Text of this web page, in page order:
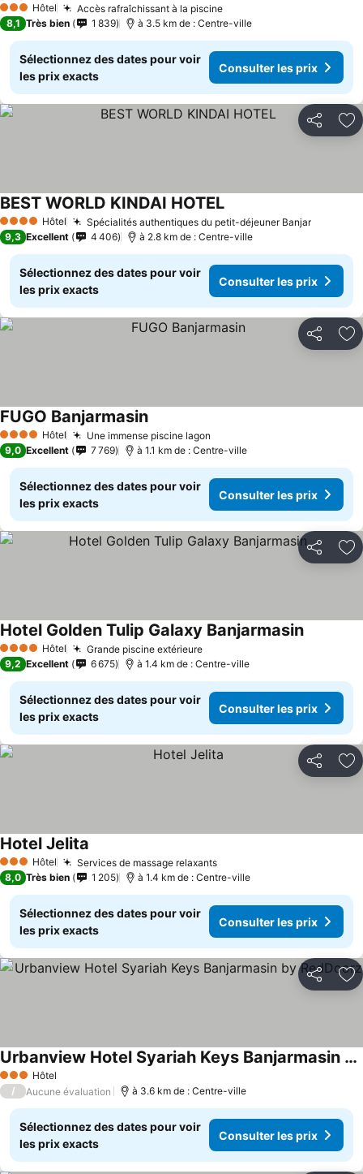
3 ÉtoilesHôtel Accès rafraîchissant à la piscineConsulter les prix
8,1 Très bien 1 839 à 3.5 km de : Centre-ville
Sélectionnez des dates pour voir
les prix exacts
Consulter les prix
Partager
4 Étoiles Hôtel Spécialités authentiques du petit-déjeuner Banjar
BEST WORLD KINDAI HOTELConsulter les prix
9,3 Excellent 4 406 à 2.8 km de : Centre-ville
Sélectionnez des dates pour voir
les prix exacts
Consulter les prix
Partager
4 Étoiles Hôtel Une immense piscine lagon
FUGO BanjarmasinConsulter les prix
9,0 Excellent 7 769 à 1.1 km de : Centre-ville
Sélectionnez des dates pour voir
les prix exacts
Consulter les prix
Partager
4 Étoiles Hôtel Grande piscine extérieureConsulter les prix
Hotel Golden Tulip Galaxy Banjarmasin
9,2 Excellent 6 675 à 1.4 km de : Centre-ville
Sélectionnez des dates pour voir
les prix exacts
Consulter les prix
Partager
3 ÉtoilesHôtel Services de massage relaxantsConsulter les prix
Hotel Jelita
8,0 Très bien 1 205 à 1.4 km de : Centre-ville
Sélectionnez des dates pour voir
les prix exacts
Consulter les prix
Partager
3 ÉtoilesHôtel
Urbanview Hotel Syariah Keys Banjarmasin by RedDoorz
Consulter les prix
/ Aucune évaluation à 3.6 km de : Centre-ville
Sélectionnez des dates pour voir
les prix exacts
Consulter les prix